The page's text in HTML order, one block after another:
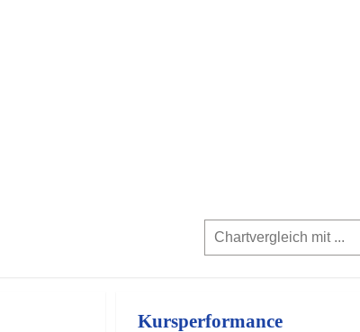
Kursperformance